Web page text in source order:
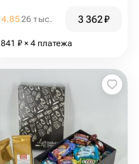
4.8526 тыс. 3 362₽
841 ₽ × 4 платежа